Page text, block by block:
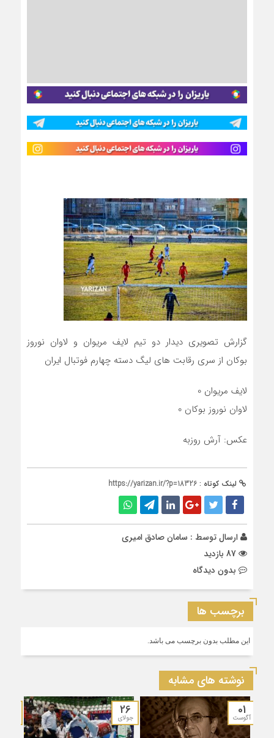
گزارش تصویری دیدار دو تیم لایف مریوان و لاوان نوروز
بوکان از سری رقابت های لیگ دسته چهارم فوتبال ایران
لایف مریوان 0
لاوان نوروز بوکان 0
عکس: آرش روزبه
لینک کوتاه : https://yarizan.ir/?p=18326
ارسال توسط : سامان صادق امیری
بدون دیدگاه
برچسب ها
این مطلب بدون برچسب می باشد.
نوشته های مشابه
01
آگوست 26
جولای